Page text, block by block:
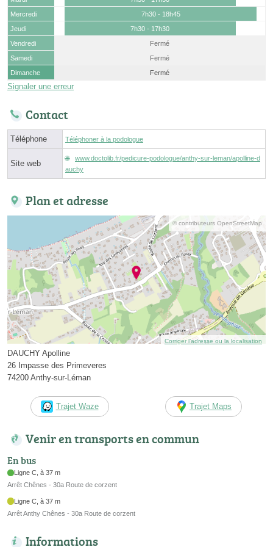
Mercredi
7h30 - 18h45
Jeudi
7h30 - 17h30
Vendredi
Fermé
Samedi
Fermé
Dimanche
Fermé
Signaler une erreur
Contact
Téléphone Téléphoner à la podologue
Site web
www.doctolib.fr/pedicure-podologue/anthy-sur-leman/apolline-d
auchy
Plan et adresse
© contributeurs OpenStreetMap
Corriger l’adresse ou la localisation
DAUCHY Apolline
26 Impasse des Primeveres
74200 Anthy-sur-Léman
Trajet Waze Trajet Maps
Venir en transports en commun
En bus
Ligne C, à 37 m
Arrêt Chênes - 30a Route de corzent
Ligne C, à 37 m
Arrêt Anthy Chênes - 30a Route de corzent
Informations